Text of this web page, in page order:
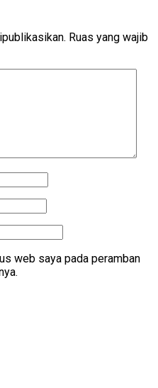
Ruas yang wajib
web saya pada peramban